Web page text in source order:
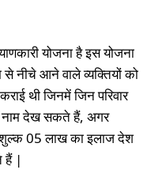
योजना है इस योजना
नीचे आने वाले व्यक्तियों को
थी जिनमें जिन परिवार
नाम देख सकते हैं, अगर
05 लाख का इलाज देश
हैं |